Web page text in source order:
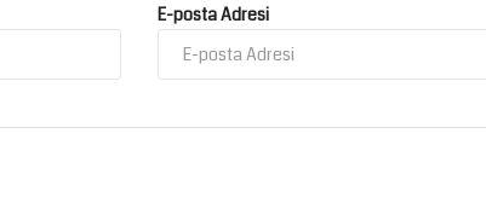
E-posta Adresi